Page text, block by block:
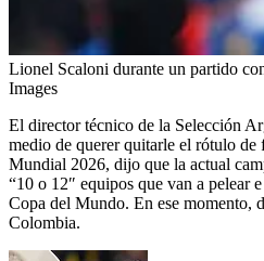
Lionel Scaloni durante un partido
Images
El director técnico de la Selección
medio de querer quitarle el rótulo de
Mundial 2026, dijo que la actual
“10 o 12″ equipos que van a pelear
Copa del Mundo. En ese momento,
Colombia.